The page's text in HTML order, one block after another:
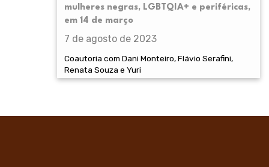
mulheres negras, LGBTQIA+ e periféricas,
em 14 de março
7 de agosto de 2023
Coautoria com Dani Monteiro, Flávio Serafini,
Renata Souza e Yuri